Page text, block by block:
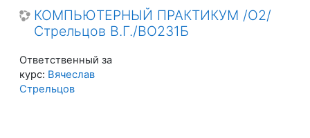
КОМПЬЮТЕРНЫЙ ПРАКТИКУМ /О2/
Стрельцов В.Г./ВО231Б
Ответственный за
курс: Вячеслав
Стрельцов